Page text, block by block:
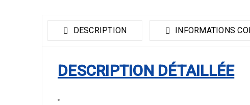
DESCRIPTION INFORMATIONS
DESCRIPTION DÉTAILLÉE